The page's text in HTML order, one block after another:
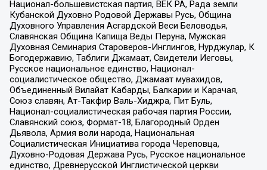
Национал-большевистская партия, ВЕК РА, Рада земли
Кубанской Духовно Родовой Державы Русь, Община
Духовного Управления Асгардской Веси Беловодья,
Славянская Община Капища Веды Перуна, Мужская
Духовная Семинария Староверов-Инглингов, Нурджулар, К
Богодержавию, Таблиги Джамаат, Свидетели Иеговы,
Русское национальное единство, Национал-
социалистическое общество, Джамаат мувахидов,
Объединенный Вилайат Кабарды, Балкарии и Карачая,
Союз славян, Ат-Такфир Валь-Хиджра, Пит Буль,
Национал-социалистическая рабочая партия России,
Славянский союз, Формат-18, Благородный Орден
Дьявола, Армия воли народа, Национальная
Социалистическая Инициатива города Череповца,
Духовно-Родовая Держава Русь, Русское национальное
единство, Древнерусской Инглистической церкви